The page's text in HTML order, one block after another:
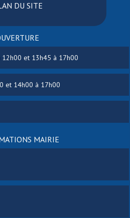
DU SITE
12h00 et 13h45 à 17h00
et 14h00 à 17h00
MAIRIE